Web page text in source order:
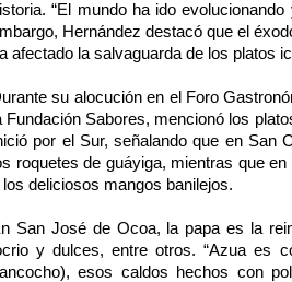
“El mundo ha ido
Hernández destacó que el
afectado la salvaguarda de los platos
su alocución en el Foro
Fundación Sabores, mencionó los
por el Sur, señalando que en San
roquetes de guáyiga, mientras que
deliciosos mangos banilejos.
San José de Ocoa, la papa es la
y dulces, entre otros. “Azua es
esos caldos hechos con